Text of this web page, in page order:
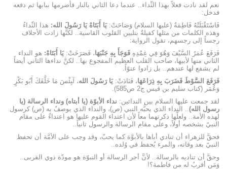
نعم لقد نادت فعلاً بهذا النِّداء.. عندما دعا الثاني بالنار فأضرمها ببابها ثم دفعه
فدخل:
فَاسْتَقْبَلَتْهُ فَاطِمَةُ (عليها السلام) وَصَاحَتْ:يَا أَبَتَاهْ يَا رَسُولَ الله: هذا النِّداءُ
وهذه الكلمات من مثلها كفيلةٌ بتليين القلوب القاسية.. لكنَّها زادت الأجلاف
رجساً إلى رجسهم، تقول الرواية:
فَرَفَعَ عُمَرُ السَّيْفَ وَهُوَ فِي غِمْدِهِ فَوَجَأَ بِهِ جَنْبَهَا، فَصَرَخَتْ:يَا أَبَتَاهْ: هو النداء
الثاني منها لأبيها، صاحب القلب العظيم المفجوع بها.. لكنَّ نداءها الثاني أيضاً
لم يشفع لها عندهم.. بل زادوا عتوّاً.
فَرَفَعَ السَّوْطَ فَضَرَبَ بِهِ ذِرَاعَهَا، فَنَادَتْ:يَا رَسُولَ الله، لَبِئْسَ مَا خَلَّفَكَ أَبُو بَكْرٍ
وَعُمَر (كتاب سليم بن قيس ج2 ص585).
لقد جمعت عليها السلام بين الندائين: نداء الأبوّة (يا أبتاه) ونداء الرسالة (يا
رسول الله) .. النداء الذي يحبُّه النبي (ص)، والنداء الذي يوصفُ به (ص) كرسول
لهذه الأمة.. ولعلَّها ذكرتهما معاً لأن اعتداء القوم عليها هو اعتداءٌ على مقام
النبيّ بشخصه أولاً، وعلى مقام الرسالة والرسول ثانياً..
فحقَّ للزهراء أن تنادي أباها بالأبوَّة كما يحبّ، وقد وجب على الأمَّة أن تحفظ
النبيّ بعد وفاته، والمرء يُحفظ في وُلده..
وحقَّ أن تناديه بالرسالة.. لأنَّ أجر الرسالة أو النبوّة هو مودّة ذوي القربى..
وَمَن أقربُ له من فاطمة؟!